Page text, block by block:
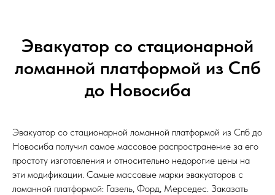
Эвакуатор со стационарной
ломанной платформой из Спб
до Новосиба
Эвакуатор со стационарной ломанной платформой из Спб до
Новосиба получил самое массовое распространение за его
простоту изготовления и относительно недорогие цены на
эти модификации. Самые массовые марки эвакуаторов с
ломанной платформой: Газель, Форд, Мерседес. Заказать